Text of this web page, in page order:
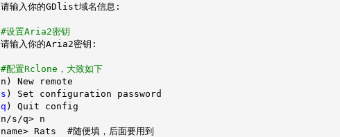
请输入你的GDlist域名信息:
#设置Aria2密钥
请输入你的Aria2密钥:
#配置Rclone，大致如下
s
q ) Quit config
n/s/q> n
name> Rats  #随便填，后面要用到